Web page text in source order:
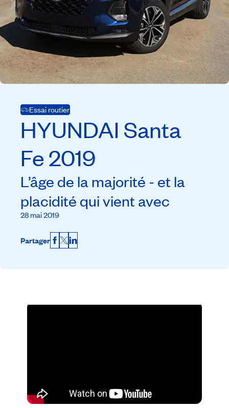
Essai routier
HYUNDAI Santa
Fe2019
L’âge de la majorité - et la
placidité qui vient avec
28 mai 2019
Partager Facebook
X LinkedIn